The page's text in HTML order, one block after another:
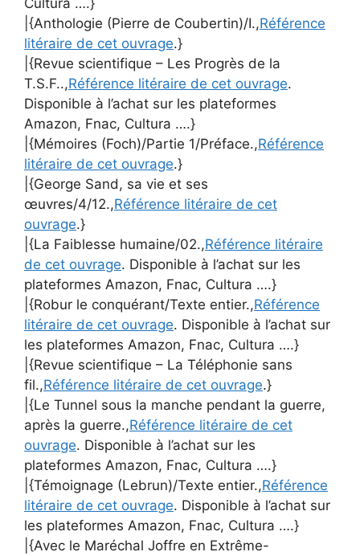
|{Anthologie (Pierre de Coubertin)/I.,Référence
litéraire de cet ouvrage.}
|{Revue scientifique – Les Progrès de la
T.S.F..,Référence litéraire de cet ouvrage.
Disponible à l’achat sur les plateformes
Amazon, Fnac, Cultura ….}
|{Mémoires (Foch)/Partie 1/Préface.,Référence
litéraire de cet ouvrage.}
|{George Sand, sa vie et ses
œuvres/4/12.,Référence litéraire de cet
ouvrage.}
|{La Faiblesse humaine/02.,Référence litéraire
de cet ouvrage. Disponible à l’achat sur les
plateformes Amazon, Fnac, Cultura ….}
|{Robur le conquérant/Texte entier.,Référence
litéraire de cet ouvrage. Disponible à l’achat sur
les plateformes Amazon, Fnac, Cultura ….}
|{Revue scientifique – La Téléphonie sans
fil.,Référence litéraire de cet ouvrage.}
|{Le Tunnel sous la manche pendant la guerre,
après la guerre.,Référence litéraire de cet
ouvrage. Disponible à l’achat sur les
plateformes Amazon, Fnac, Cultura ….}
|{Témoignage (Lebrun)/Texte entier.,Référence
litéraire de cet ouvrage. Disponible à l’achat sur
les plateformes Amazon, Fnac, Cultura ….}
|{Avec le Maréchal Joffre en Extrême-